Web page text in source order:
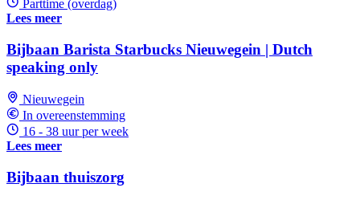
Parttime (overdag)
Lees meer
Bijbaan Barista Starbucks Nieuwegein | Dutch
speaking only
Nieuwegein
In overeenstemming
16 - 38 uur per week
Lees meer
Bijbaan thuiszorg